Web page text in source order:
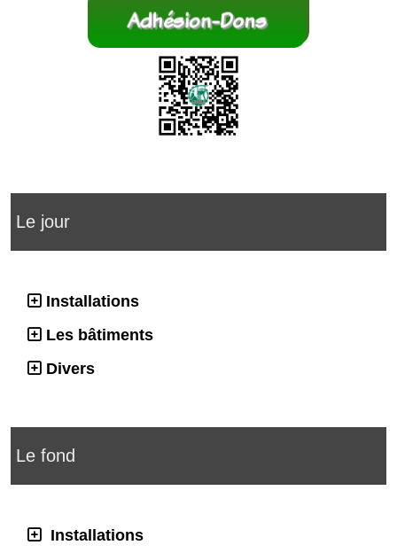
Le jour
Installations
Les bâtiments
Divers
Le fond
Installations